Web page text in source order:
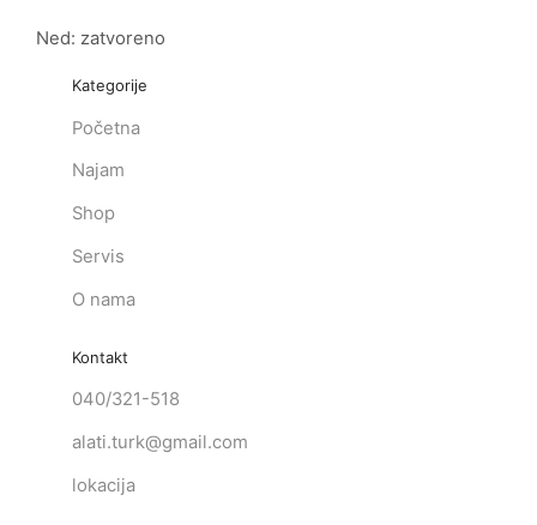
Ned: zatvoreno
Kategorije
Početna
Najam
Shop
Servis
O nama
Kontakt
040/321-518
alati.turk@gmail.com
lokacija